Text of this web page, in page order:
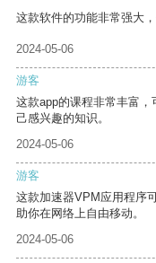
这款软件的功能非常强大
2024-05-06
游客
这款app的课程非常丰富
己感兴趣的知识。
2024-05-06
游客
这款加速器VPM应用程序
助你在网络上自由移动。
2024-05-06